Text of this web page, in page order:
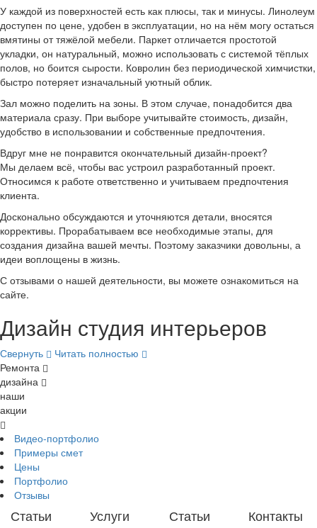
У каждой из поверхностей есть как плюсы, так и минусы. Линолеум
доступен по цене, удобен в эксплуатации, но на нём могу остаться
вмятины от тяжёлой мебели. Паркет отличается простотой
укладки, он натуральный, можно использовать с системой тёплых
полов, но боится сырости. Ковролин без периодической химчистки,
быстро потеряет изначальный уютный облик.
Зал можно поделить на зоны. В этом случае, понадобится два
материала сразу. При выборе учитывайте стоимость, дизайн,
удобство в использовании и собственные предпочтения.
Вдруг мне не понравится окончательный дизайн-проект?
Мы делаем всё, чтобы вас устроил разработанный проект.
Относимся к работе ответственно и учитываем предпочтения
клиента.
Досконально обсуждаются и уточняются детали, вносятся
коррективы. Прорабатываем все необходимые этапы, для
создания дизайна вашей мечты. Поэтому заказчики довольны, а
идеи воплощены в жизнь.
С отзывами о нашей деятельности, вы можете ознакомиться на
сайте.
Дизайн студия интерьеров
Свернуть
Читать полностью
Ремонта
дизайна
наши
акции
Видео-портфолио
Примеры смет
Цены
Портфолио
Отзывы
Статьи Услуги Статьи Контакты